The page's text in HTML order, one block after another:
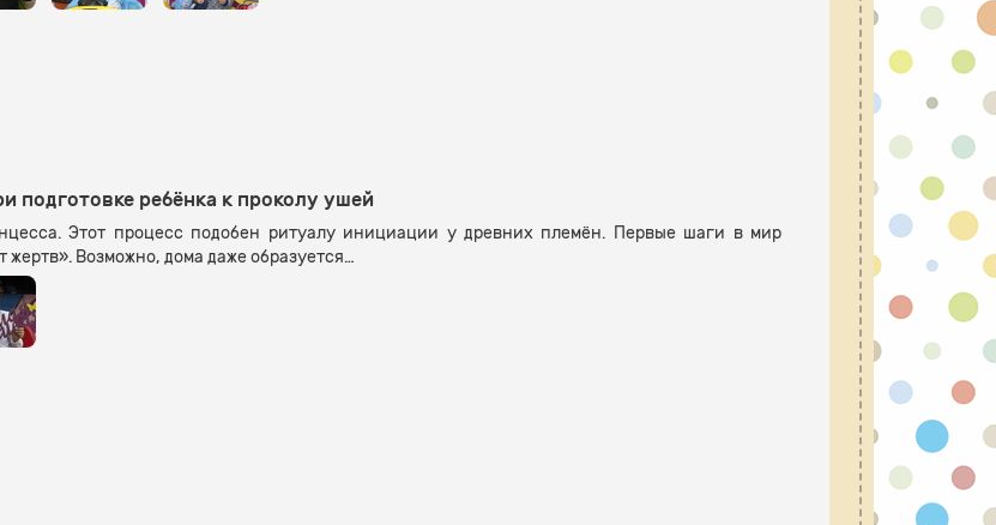
подготовке ребёнка к проколу ушей
Этот процесс подобен ритуалу инициации у древних племён. Первые шаги в мир
Возможно, дома даже образуется…